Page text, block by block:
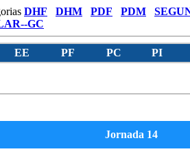
DHF DHM PDF PDM
GC
EE PF PC PI
Jornada 14